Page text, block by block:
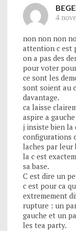
4
non non non
attention c est
on a pas des
pour voter
ce sont les
sont soient au
davantage.
ca laisse
aspire a
j insiste bien la
configurations
laches par leur
la c est
sa base.
C est dire un
c est pour ca
extremement
rupture : un
gauche et un
les tea party.